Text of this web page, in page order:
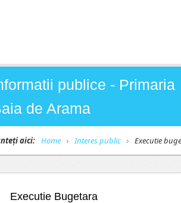
publice - Primaria
de Arama
aici: Home Interes public Executie
Executie Bugetara